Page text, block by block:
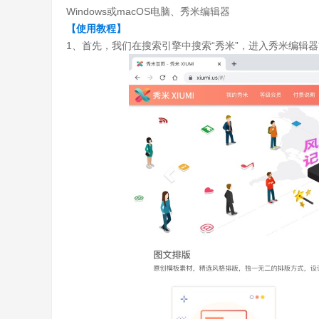
Windows或macOS电脑、秀米编辑器
【使用教程】
1、首先，我们在搜索引擎中搜索“秀米”，进入秀米编辑